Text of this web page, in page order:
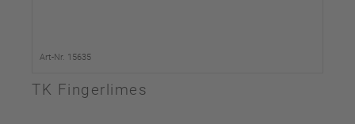
Art-Nr. 15635
TK Fingerlimes